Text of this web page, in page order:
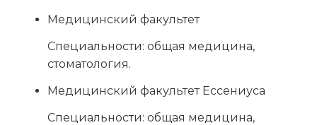
Медицинский факультет
Специальности: общая медицина,
стоматология.
Медицинский факультет Ессениуса
Специальности: общая медицина,